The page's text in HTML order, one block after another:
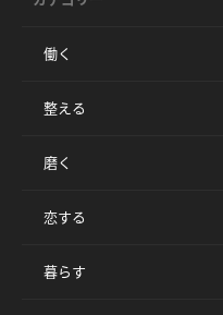
働く
整える
磨く
恋する
暮らす